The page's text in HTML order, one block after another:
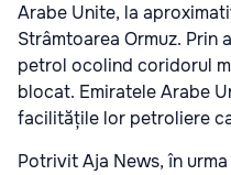
Arabe Unite, la
Strâmtoarea Ormuz. Prin
petrol ocolind coridorul
blocat. Emiratele Arabe
facilitățile lor petroliere
Potrivit Aja News, în